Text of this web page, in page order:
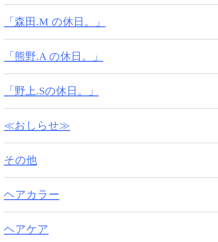
「森田.M の休日。」
「熊野.A の休日。」
「野上.Sの休日。」
≪おしらせ≫
その他
ヘアカラー
ヘアケア